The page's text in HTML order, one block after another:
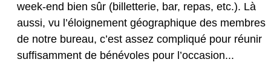
week-end bien sûr (billetterie, bar, repas, etc.). Là
aussi, vu l’éloignement géographique des membres
de notre bureau, c’est assez compliqué pour réunir
suffisamment de bénévoles pour l’occasion...